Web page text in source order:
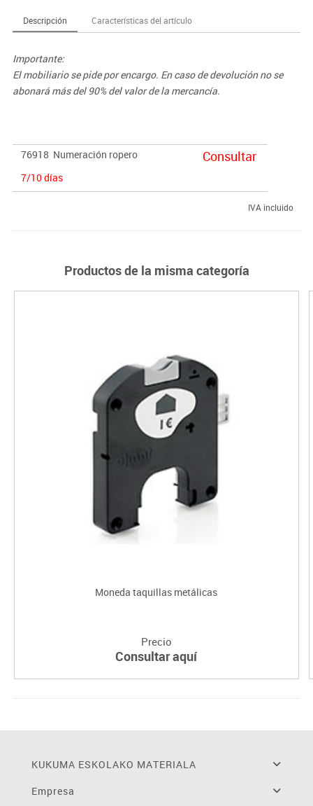
Descripción Características del artículo
Importante:
El mobiliario se pide por encargo. En caso de devolución no se
abonará más del 90% del valor de la mercancía.
76918 Numeración ropero
7/10 días
Consultar
IVA incluido
Productos de la misma categoría
Moneda taquillas metálicas
Precio
Consultar aquí
KUKUMA ESKOLAKO MATERIALA
Empresa